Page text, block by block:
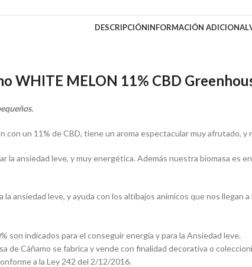
DESCRIPCIÓNINFORMACIÓN ADICIONAL
WHITE MELON 11% CBD
con un 11% de CBD, tiene un aroma espectacular muy afrutado, y
la ansiedad leve, y muy energética. Además nuestra biomasa es
ansiedad leve, y ayuda con los altibajos anímicos que nos llegan a
son indicados para el conseguir energía y para la Ansiedad leve.
de Cáñamo se fabrica y vende con finalidad decorativa o
a la Ley 242 del 2/12/2016.